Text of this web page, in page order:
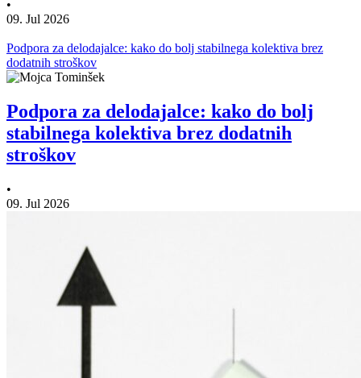
•
09. Jul 2026
Podpora za delodajalce: kako do bolj stabilnega kolektiva brez
dodatnih stroškov
Podpora za delodajalce: kako do bolj
stabilnega kolektiva brez dodatnih
stroškov
•
09. Jul 2026